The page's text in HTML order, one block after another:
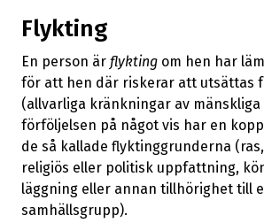
Flykting
En person är flykting om hen har
för att hen där riskerar att utsättas
(allvarliga kränkningar av
förföljelsen på något vis har en
de så kallade flyktinggrunderna
religiös eller politisk uppfattning,
läggning eller annan tillhörighet till
samhällsgrupp).